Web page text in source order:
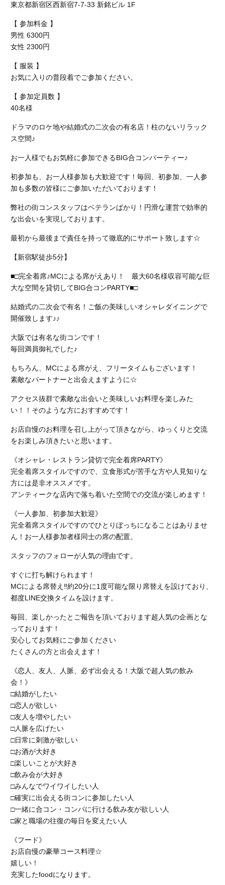
東京都新宿区西新宿7-7-33 新銘ビル 1F
【 参加料金 】
男性 6300円
女性 2300円
【 服装 】
お気に入りの普段着でご参加ください。
【 参加定員数 】
40名様
ドラマのロケ地や結婚式の二次会の有名店！柱のないリラック
ス空間♪
お一人様でもお気軽に参加できるBIG合コンパーティー♪
初参加も、お一人様参加も大歓迎です！毎回、初参加、一人参
加も多数の皆様にご参加いただいております！
弊社の街コンスタッフはベテランばかり！円滑な運営で効率的
な出会いを実現しております。
最初から最後まで責任を持って徹底的にサポート致します☆
【新宿駅徒歩5分】
■□完全着席♪MCによる席がえあり！ 最大60名様収容可能な巨
大な空間を貸切してBIG合コンPARTY■□
結婚式の二次会で有名！ご飯の美味しいオシャレダイニングで
開催致します♪♪
大阪では有名な街コンです！
毎回満員御礼でした♪
もちろん、MCによる席がえ、フリータイムもございます！
素敵なパートナーと出会えますように☆
アクセス抜群で素敵な出会いと美味しいお料理を楽しみた
い！！そのような方におすすめです！
お店自慢のお料理を召し上がって頂きながら、ゆっくりと交流
をお楽しみ頂きたいと思います。
《オシャレ・レストラン貸切で完全着席PARTY》
完全着席スタイルですので、立食形式が苦手な方や人見知りな
方には是非オススメです。
アンティークな店内で落ち着いた空間での交流が楽しめます！
《一人参加、初参加大歓迎》
完全着席スタイルですのでひとりぼっちになることはありませ
ん！お一人様参加者様同士の席の配置。
スタッフのフォローが人気の理由です。
すぐに打ち解けられます！
MCによる席替え‼︎約20分に1度可能な限り席替えを設けており、
都度LINE交換タイムを設けます。
毎回、楽しかったとご報告を頂いております超人気の企画とな
っております！
安心してお気軽にご参加ください
たくさんの方と出会えます！
《恋人、友人、人脈、必ず出会える！大阪で超人気の飲み
会！》
□結婚がしたい
□恋人が欲しい
□友人を増やしたい
□人脈を広げたい
□日常に刺激が欲しい
□お酒が大好き
□楽しいことが大好き
□飲み会が大好き
□みんなでワイワイしたい人
□確実に出会える街コンに参加したい人
□一緒に合コン・コンパに行ける飲み友が欲しい人
□家と職場の往復の毎日を変えたい人
《フード》
お店自慢の豪華コース料理☆
嬉しい！
充実したfoodになります。